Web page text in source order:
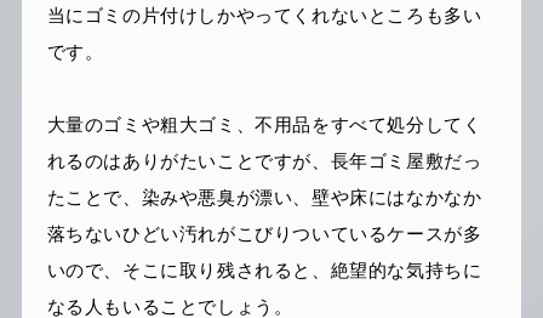
当にゴミの片付けしかやってくれないところも多い
です。
大量のゴミや粗大ゴミ、不用品をすべて処分してく
れるのはありがたいことですが、長年ゴミ屋敷だっ
たことで、染みや悪臭が漂い、壁や床にはなかなか
落ちないひどい汚れがこびりついているケースが多
いので、そこに取り残されると、絶望的な気持ちに
なる人もいることでしょう。